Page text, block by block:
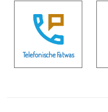
Telefonische Fatwas